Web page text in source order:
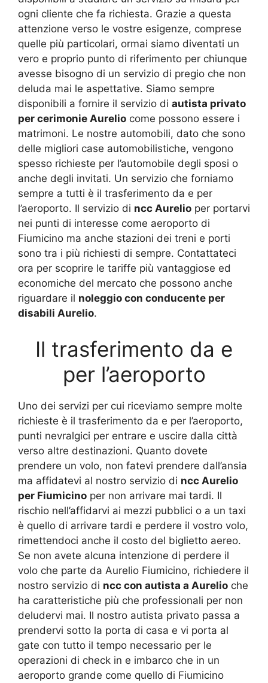
ogni cliente che fa richiesta. Grazie a questa
attenzione verso le vostre esigenze, comprese
quelle più particolari, ormai siamo diventati un
vero e proprio punto di riferimento per chiunque
avesse bisogno di un servizio di pregio che non
deluda mai le aspettative. Siamo sempre
disponibili a fornire il servizio di autista privato
per cerimonie Aurelio come possono essere i
matrimoni. Le nostre automobili, dato che sono
delle migliori case automobilistiche, vengono
spesso richieste per l’automobile degli sposi o
anche degli invitati. Un servizio che forniamo
sempre a tutti è il trasferimento da e per
l’aeroporto. Il servizio di ncc Aurelio per portarvi
nei punti di interesse come aeroporto di
Fiumicino ma anche stazioni dei treni e porti
sono tra i più richiesti di sempre. Contattateci
ora per scoprire le tariffe più vantaggiose ed
economiche del mercato che possono anche
riguardare il noleggio con conducente per
disabili Aurelio.
Il trasferimento da e
per l’aeroporto
Uno dei servizi per cui riceviamo sempre molte
richieste è il trasferimento da e per l’aeroporto,
punti nevralgici per entrare e uscire dalla città
verso altre destinazioni. Quanto dovete
prendere un volo, non fatevi prendere dall’ansia
ma affidatevi al nostro servizio di ncc Aurelio
per Fiumicino per non arrivare mai tardi. Il
rischio nell’affidarvi ai mezzi pubblici o a un taxi
è quello di arrivare tardi e perdere il vostro volo,
rimettendoci anche il costo del biglietto aereo.
Se non avete alcuna intenzione di perdere il
volo che parte da Aurelio Fiumicino, richiedere il
nostro servizio di ncc con autista a Aurelio che
ha caratteristiche più che professionali per non
deludervi mai. Il nostro autista privato passa a
prendervi sotto la porta di casa e vi porta al
gate con tutto il tempo necessario per le
operazioni di check in e imbarco che in un
aeroporto grande come quello di Fiumicino